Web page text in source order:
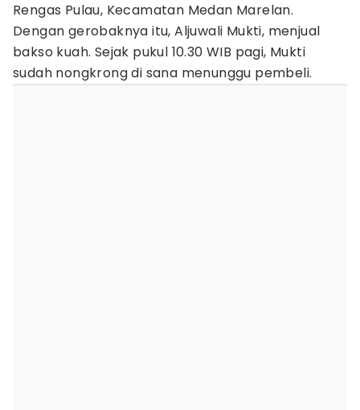
Rengas Pulau, Kecamatan Medan Marelan.
Dengan gerobaknya itu, Aljuwali Mukti, menjual
bakso kuah. Sejak pukul 10.30 WIB pagi, Mukti
sudah nongkrong di sana menunggu pembeli.